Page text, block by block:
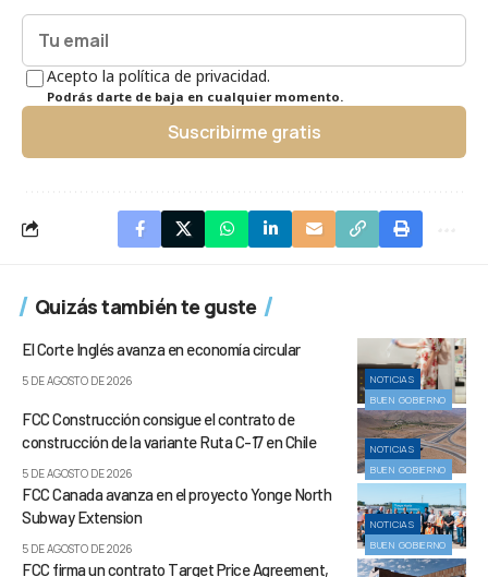
Acepto la política de privacidad.
Podrás darte de baja en cualquier momento.
Suscribirme gratis
Quizás también te guste
NOTICIAS
BUEN GOBIERNO
El Corte Inglés avanza en economía circular
5 DE AGOSTO DE 2026
NOTICIAS
BUEN GOBIERNO
FCC Construcción consigue el contrato de
construcción de la variante Ruta C-17 en Chile
5 DE AGOSTO DE 2026
NOTICIAS
BUEN GOBIERNO
FCC Canada avanza en el proyecto Yonge North
Subway Extension
5 DE AGOSTO DE 2026
FCC firma un contrato Target Price Agreement,